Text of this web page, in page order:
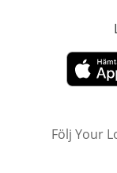
öppnas
Följ Your